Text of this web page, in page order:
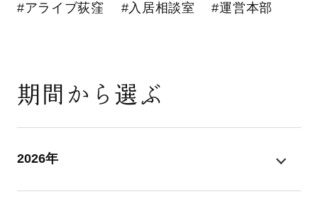
#アライブ荻窪 #入居相談室 #運営本部
期間から選ぶ
2026年